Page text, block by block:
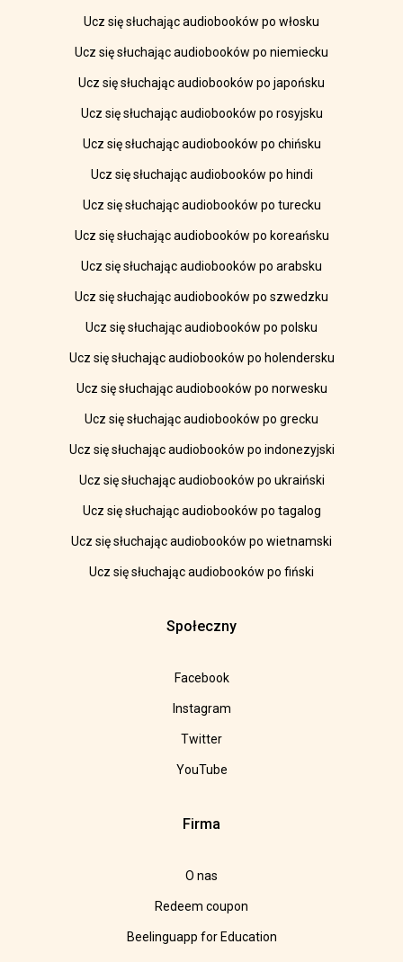
Ucz się słuchając audiobooków po włosku
Ucz się słuchając audiobooków po niemiecku
Ucz się słuchając audiobooków po japońsku
Ucz się słuchając audiobooków po rosyjsku
Ucz się słuchając audiobooków po chińsku
Ucz się słuchając audiobooków po hindi
Ucz się słuchając audiobooków po turecku
Ucz się słuchając audiobooków po koreańsku
Ucz się słuchając audiobooków po arabsku
Ucz się słuchając audiobooków po szwedzku
Ucz się słuchając audiobooków po polsku
Ucz się słuchając audiobooków po holendersku
Ucz się słuchając audiobooków po norwesku
Ucz się słuchając audiobooków po grecku
Ucz się słuchając audiobooków po indonezyjski
Ucz się słuchając audiobooków po ukraiński
Ucz się słuchając audiobooków po tagalog
Ucz się słuchając audiobooków po wietnamski
Ucz się słuchając audiobooków po fiński
Społeczny
Facebook
Instagram
Twitter
YouTube
Firma
O nas
Redeem coupon
Beelinguapp for Education